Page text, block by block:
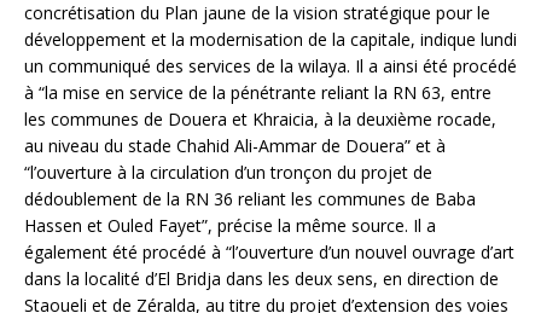
concrétisation du Plan jaune de la vision stratégique pour le
développement et la modernisation de la capitale, indique lundi
un communiqué des services de la wilaya. Il a ainsi été procédé
à “la mise en service de la pénétrante reliant la RN 63, entre
les communes de Douera et Khraicia, à la deuxième rocade,
au niveau du stade Chahid Ali-Ammar de Douera” et à
“l’ouverture à la circulation d’un tronçon du projet de
dédoublement de la RN 36 reliant les communes de Baba
Hassen et Ouled Fayet”, précise la même source. Il a
également été procédé à “l’ouverture d’un nouvel ouvrage d’art
dans la localité d’El Bridja dans les deux sens, en direction de
Staoueli et de Zéralda, au titre du projet d’extension des voies